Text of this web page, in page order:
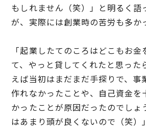
もしれません（笑）」と明るく語
が、実際には創業時の苦労も多か
「起業したてのころはどこもお金
て、やっと貸してくれたと思った
えば当初はまだまだ手探りで、事
作れなかったことや、自己資金を
かったことが原因だったのでしょ
はあまり頭が良くないので（笑）